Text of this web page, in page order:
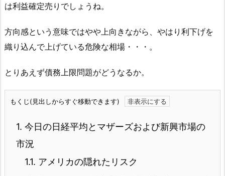
は利益確定売りでしょうね。
方向感という意味ではやや上向きながら、やはり利下げを
織り込んで上げている危険な相場・・・。
とりあえず債務上限問題がどうなるか。
もくじ(見出しからすぐ移動できます)
1. 今日の日経平均とマザーズおよび新興市場の
市況
1.1. アメリカの隠れたリスク